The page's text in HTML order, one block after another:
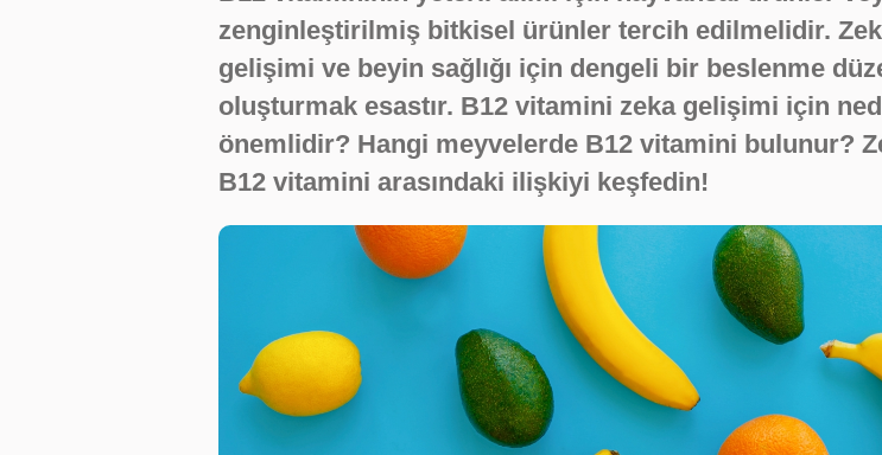
zenginleştirilmiş bitkisel ürünler tercih edilmelidir.
gelişimi ve beyin sağlığı için dengeli bir beslenme
oluşturmak esastır. B12 vitamini zeka gelişimi için
önemlidir? Hangi meyvelerde B12 vitamini bulunur?
B12 vitamini arasındaki ilişkiyi keşfedin!